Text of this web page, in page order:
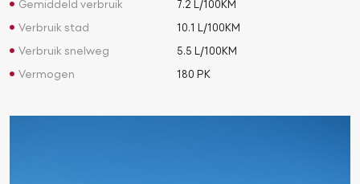
Gemiddeld verbruik 7.2 L/100KM
Verbruik stad 10.1 L/100KM
Verbruik snelweg 5.5 L/100KM
Vermogen 180 PK